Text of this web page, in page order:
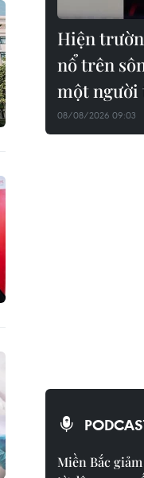
Hiện
nổ trên
một người
08/08/2026 09:03
Miền Bắc